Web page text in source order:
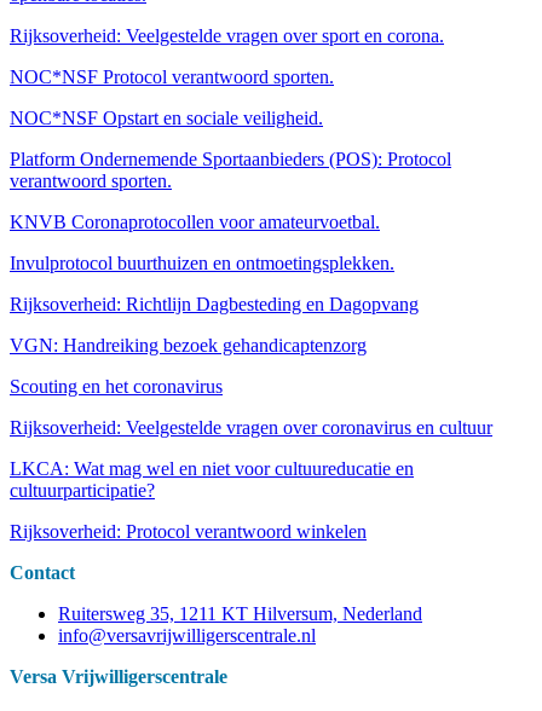
Rijksoverheid: Veelgestelde vragen over sport en corona.
NOC*NSF Protocol verantwoord sporten.
NOC*NSF Opstart en sociale veiligheid.
Platform Ondernemende Sportaanbieders (POS): Protocol
verantwoord sporten.
KNVB Coronaprotocollen voor amateurvoetbal.
Invulprotocol buurthuizen en ontmoetingsplekken.
Rijksoverheid: Richtlijn Dagbesteding en Dagopvang
VGN: Handreiking bezoek gehandicaptenzorg
Scouting en het coronavirus
Rijksoverheid: Veelgestelde vragen over coronavirus en cultuur
LKCA: Wat mag wel en niet voor cultuureducatie en
cultuurparticipatie?
Rijksoverheid: Protocol verantwoord winkelen
Contact
Ruitersweg 35, 1211 KT Hilversum, Nederland
info@versavrijwilligerscentrale.nl
Versa Vrijwilligerscentrale